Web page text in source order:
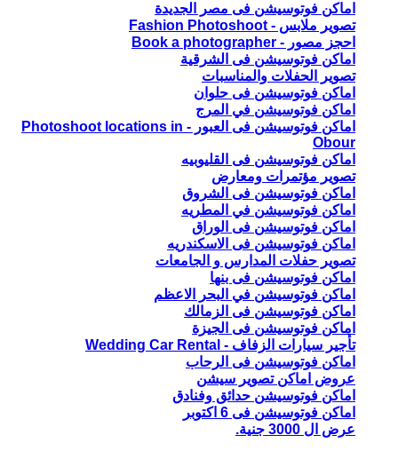
اماكن فوتوسيشن فى مصر الجديدة
تصوير ملابس - Fashion Photoshoot
احجز مصور - Book a photographer
اماكن فوتوسيشن فى الشرقية
تصوير الحفلات والمناسبات
اماكن فوتوسيشن فى حلوان
اماكن فوتوسيشن في المرج
اماكن فوتوسيشن فى العبور - Photoshoot locations in
Obour
اماكن فوتوسيشن فى القليوبيه
تصوير مؤتمرات ومعارض
اماكن فوتوسيشن فى الشروق
اماكن فوتوسيشن في المطريه
اماكن فوتوسيشن فى الوراق
اماكن فوتوسيشن فى الاسكندريه
تصوير حفلات المدارس و الجامعات
اماكن فوتوسيشن فى بنها
اماكن فوتوسيشن في البحر الاعظم
اماكن فوتوسيشن فى الزمالك
اماكن فوتوسيشن فى الجيزة
تأجير سيارات الزفاف - Wedding Car Rental
اماكن فوتوسيشن فى الرحاب
عروض اماكن تصوير سيشن
اماكن فوتوسيشن حدائق وفنادق
اماكن فوتوسيشن فى 6 اكتوبر
عرض ال 3000 جنية.